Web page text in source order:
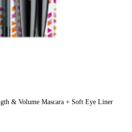
& Volume Mascara + Soft Eye Liner